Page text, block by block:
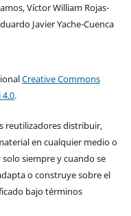
Víctor William Rojas-
Javier Yache-Cuenca
Creative Commons
.
reutilizadores distribuir,
en cualquier medio o
siempre y cuando se
o construye sobre el
bajo términos